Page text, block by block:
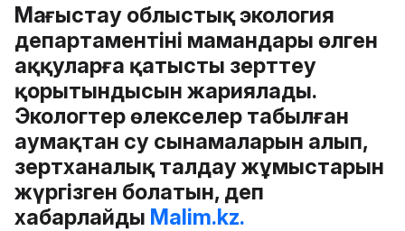
Маңғыстау облыстық экология
департаментінің мамандары өлген
аққуларға қатысты зерттеу
қорытындысын жариялады.
Экологтер өлекселер табылған
аумақтан су сынамаларын алып,
зертханалық талдау жұмыстарын
жүргізген болатын, деп
хабарлайды Malim.kz.